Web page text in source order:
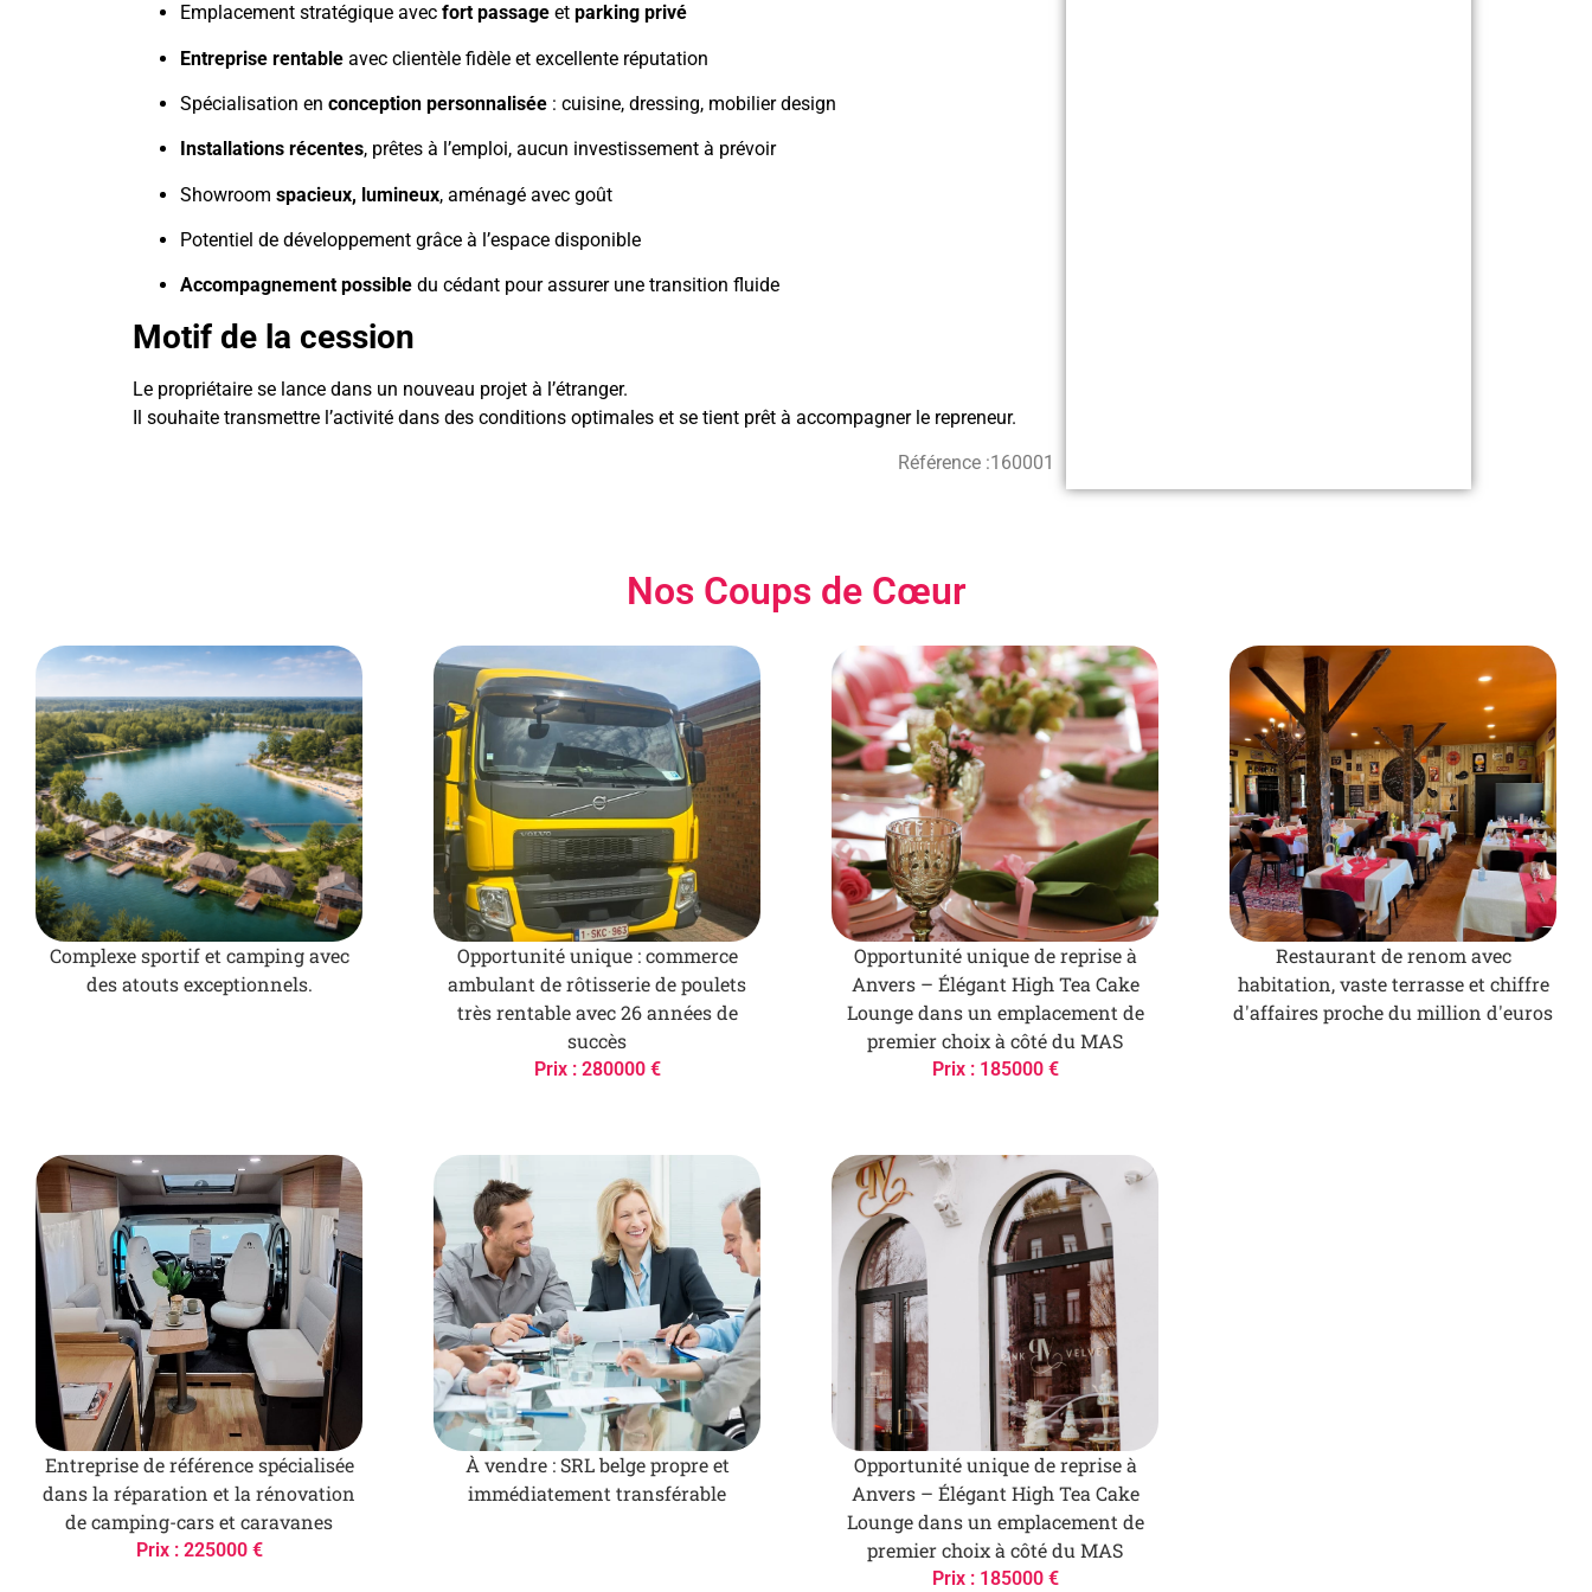
Emplacement stratégique avec fort passage et parking privé
Entreprise rentable avec clientèle fidèle et excellente réputation
Spécialisation en conception personnalisée : cuisine, dressing, mobilier design
Installations récentes, prêtes à l’emploi, aucun investissement à prévoir
Showroom spacieux, lumineux, aménagé avec goût
Potentiel de développement grâce à l’espace disponible
Accompagnement possible du cédant pour assurer une transition fluide
Motif de la cession
Le propriétaire se lance dans un nouveau projet à l’étranger.
Il souhaite transmettre l’activité dans des conditions optimales et se tient prêt à accompagner le repreneur.
Référence :160001
Nos Coups de Cœur
Complexe sportif et camping avec
des atouts exceptionnels.
Opportunité unique : commerce
ambulant de rôtisserie de poulets
très rentable avec 26 années de
succès
Prix : 280000 €
Opportunité unique de reprise à
Anvers – Élégant High Tea Cake
Lounge dans un emplacement de
premier choix à côté du MAS
Prix : 185000 €
Restaurant de renom avec
habitation, vaste terrasse et chiffre
d'affaires proche du million d'euros
Entreprise de référence spécialisée
dans la réparation et la rénovation
de camping-cars et caravanes
Prix : 225000 €
À vendre : SRL belge propre et
immédiatement transférable
Opportunité unique de reprise à
Anvers – Élégant High Tea Cake
Lounge dans un emplacement de
premier choix à côté du MAS
Prix : 185000 €